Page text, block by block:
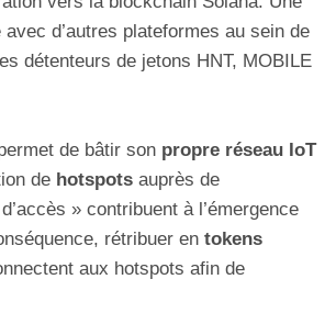
d’autres plateformes au sein de
détenteurs de jetons HNT, MOBILE
de bâtir son propre réseau IoT
de hotspots auprès de
» contribuent à l’émergence
rétribuer en tokens
aux hotspots afin de